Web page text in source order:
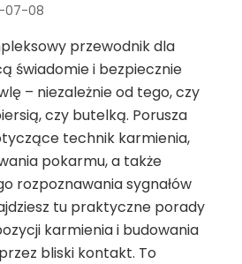
07-08
przewodnik dla
świadomie i bezpiecznie
– niezależnie od tego, czy
czy butelką. Porusza
technik karmienia,
pokarmu, a także
rozpoznawania sygnałów
tu praktyczne porady
karmienia i budowania
bliski kontakt. To